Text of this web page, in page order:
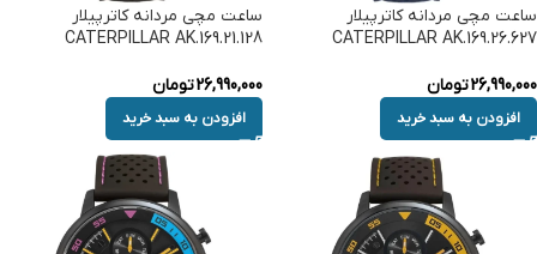
ساعت مچی مردانه کاترپیلار
CATERPILLAR AK.169.26.627
26,990,000تومان
افزودن به سبد خرید
ساعت مچی مردانه کاترپیلار
CATERPILLAR AK.169.21.128
26,990,000تومان
افزودن به سبد خرید